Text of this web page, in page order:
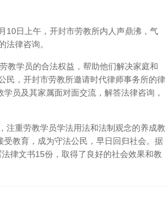
10日上午，开封市劳教所内人声鼎沸，气
法律咨询。
教学员的合法权益，帮助他们解决家庭和
民，开封市劳教所邀请时代律师事务所的律
员及其家属面对面交流，解答法律咨询，
重劳教学员学法用法和法制观念的养成教
受教育，成为守法公民，早日回归社会。据
律文书15份，取得了良好的社会效果和教